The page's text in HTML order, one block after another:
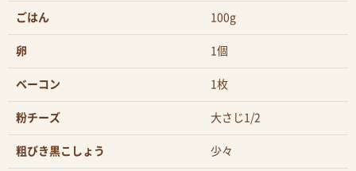
ごはん 100g
卵 1個
ベーコン 1枚
粉チーズ 大さじ1/2
粗びき黒こしょう 少々